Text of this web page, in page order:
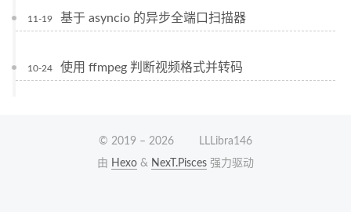
11-19 基于 asyncio 的异步全端口扫描器
10-24 使用 ffmpeg 判断视频格式并转码
© 2019 –2026
LLLibra146
由 Hexo & NexT.Pisces 强力驱动